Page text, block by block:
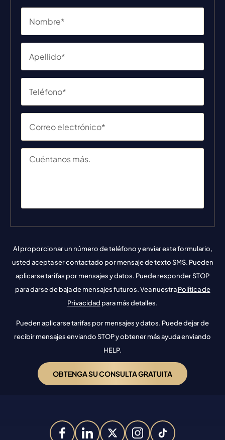
Al proporcionar un número de teléfono y enviar este formulario,
usted acepta ser contactado por mensaje de texto SMS. Pueden
aplicarse tarifas por mensajes y datos. Puede responder STOP
para darse de baja de mensajes futuros. Vea nuestraPolítica de
Privacidad para más detalles.
Pueden aplicarse tarifas por mensajes y datos. Puede dejar de
recibir mensajes enviando STOP y obtener más ayuda enviando
HELP.